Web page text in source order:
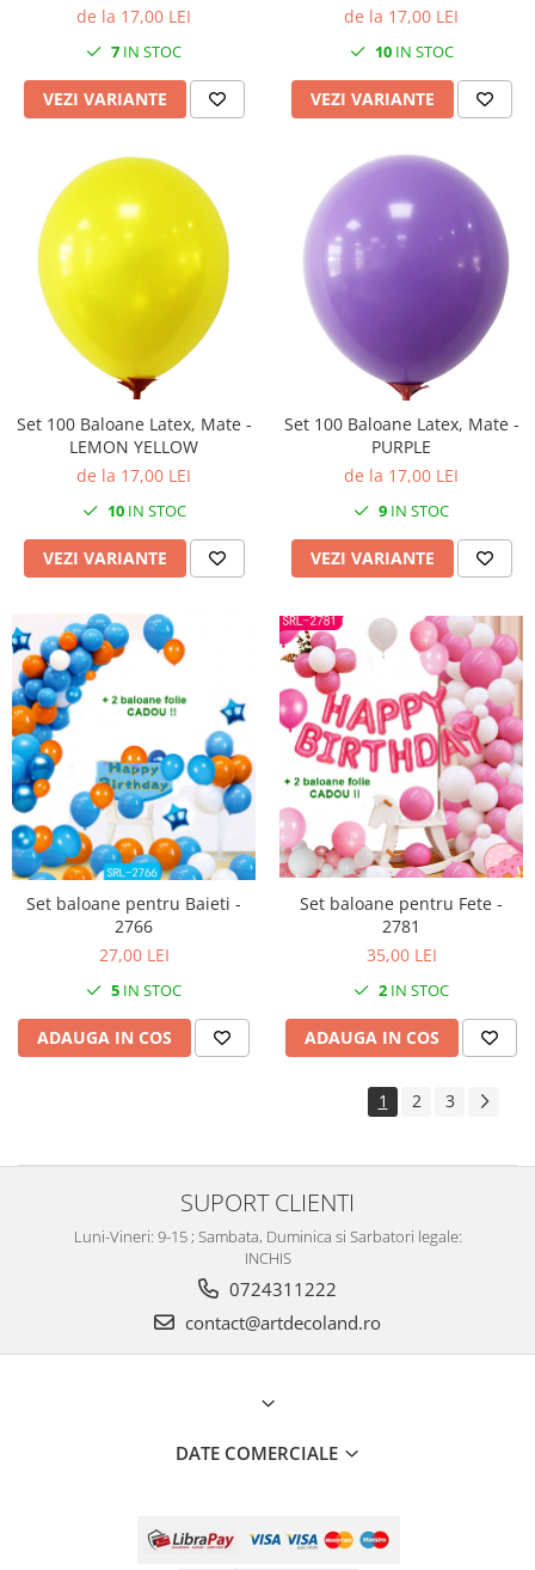
de la 17,00 LEI
7 IN STOC
VEZI VARIANTE
de la 17,00 LEI
10IN STOC
VEZI VARIANTE
Set 100 Baloane Latex, Mate -
LEMON YELLOW
de la 17,00 LEI
10IN STOC
VEZI VARIANTE
Set 100 Baloane Latex, Mate -
PURPLE
de la 17,00 LEI
9 IN STOC
VEZI VARIANTE
Set baloane pentru Baieti -
2766
27,00 LEI
5 IN STOC
ADAUGA IN COS
Set baloane pentru Fete -
2781
35,00 LEI
2 IN STOC
ADAUGA IN COS
1 2 3
SUPORT CLIENTI
Luni-Vineri: 9-15 ; Sambata, Duminica si Sarbatori legale:
INCHIS
0724311222
contact@artdecoland.ro
DATE COMERCIALE